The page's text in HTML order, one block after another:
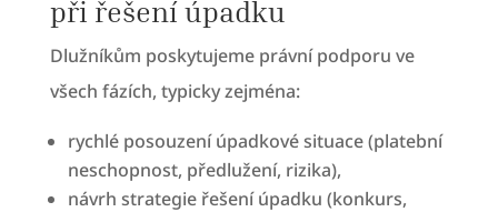
při řešení úpadku
Dlužníkům poskytujeme právní podporu ve
všech fázích, typicky zejména:
rychlé posouzení úpadkové situace (platební
neschopnost, předlužení, rizika),
návrh strategie řešení úpadku (konkurs,